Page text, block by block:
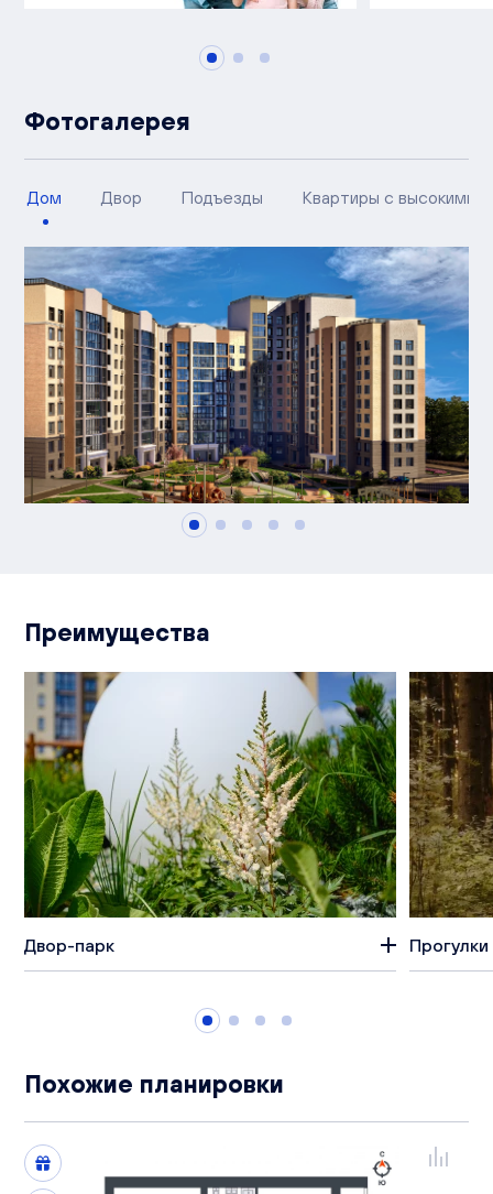
Фотогалерея
Дом Двор Подъезды Квартиры с высокими
Преимущества
Двор-парк
Похожие планировки